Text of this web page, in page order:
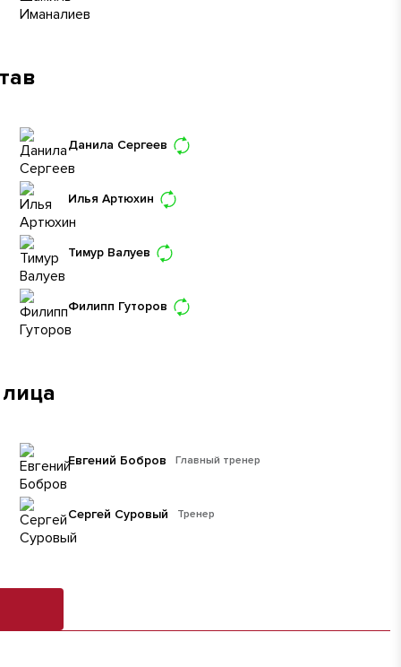
Данила Сергеев
Илья Артюхин
Тимур Валуев
Филипп Гуторов
Главный тренер
Евгений Бобров
Тренер
Сергей Суровый